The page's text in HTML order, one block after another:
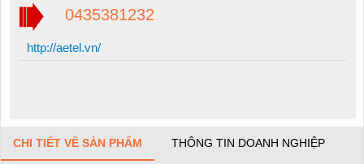
0435381232
http://aetel.vn/
CHI TIẾT VỀ SẢN PHẨM THÔNG TIN DOANH NGHIỆP